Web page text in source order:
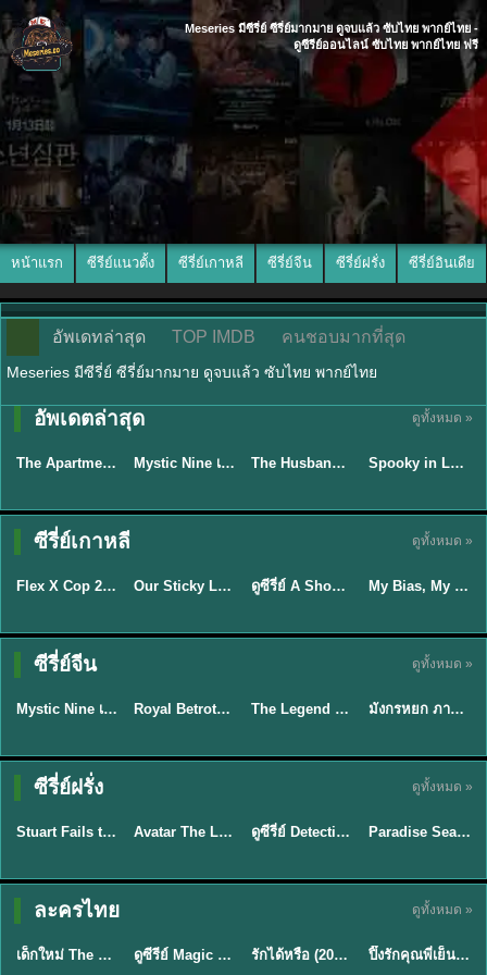
Meseries มีซีรี่ย์ ซีรี่ย์มากมาย ดูจบแล้ว ซับไทย พากย์ไทย -
ดูซีรีย์ออนไลน์ ซับไทย พากย์ไทย ฟรี
หน้าแรก ซีรีย์แนวตั้ง ซีรี่ย์เกาหลี ซีรี่ย์จีน ซีรี่ย์ฝรั่ง ซีรี่ย์อินเดีย
อัพเดทล่าสุด TOP IMDB คนชอบมากที่สุด
Meseries มีซีรี่ย์ ซีรี่ย์มากมาย ดูจบแล้ว ซับไทย พากย์ไทย
อัพเดตล่าสุด ดูทั้งหมด »
★5.3
พากย์ไทย
The Apartment Job (2026) ท่านประธานกำมะลอ พากย์ไทย ซับไทย EP1-12 ★9
พากย์ไทย/ซับ
Mystic Nine เก้าสกุล (2026) พากย์ไทย ซับไทย EP.1-30 ★8 The Husband (2026) คืนล่าก่อนหย่า พากย์ไทย EP1-12 (จบ)
ซับไทย
Spooky in Love (2026) สะดุดรักกุ๊กกุ๊กกู๋ พากย์ไทย ซับไทย EP1-12
ซีรี่ย์เกาหลี ดูทั้งหมด »
★8
ซับไทย
Flex X Cop 2 คุณชายสายสืบ ซีซั่น 2 (2026) พากย์ไทย ซับไทย EP.1-14 ★6 Our Sticky Love รักติดหนึบ (2026) พากย์ไทย ซับไทย EP.1-12 ★8 EP.16ดูซีรี่ย์ A Shop for Killers 2 ร้านลับนักฆ่า ซีซัน 2 (2026) ซับไทย-พากย์ไทย
ซับไทย
My Bias, My Boss เมื่อเมนฉันเป็นประธานบริษัท (2026) พากย์ไทย ซับไทย EP.1-12
ซีรี่ย์จีน ดูทั้งหมด »
★9
พากย์ไทย/ซับ
ไทย
Mystic Nine เก้าสกุล (2026) พากย์ไทย ซับไทย EP.1-30 ★9 Royal Betrothal (2026) สัญญาวิวาห์แห่งราชวงศ์ พากย์ไทย ซับไทย EP1-32 ★8.5 The Legend of ShenLi ปฐพีไร้พ่าย (2024) พากย์ไทย ซับไทย EP.1-39 ★8
พากย์ไทย
มังกรหยก ภาคมารบูรพาและพิษประจิม Duel on Mount Hua พากย์ไทย
ซีรี่ย์ฝรั่ง ดูทั้งหมด »
★9.3
พากย์ไทย
Stuart Fails to Save the Universe สจ๊วตล่มแผนกู้จักรวาล (2026) พากย์ไทย ซับไทย EP.1-10 ★7.8 EP.7Avatar The Last Airbender 2 เณรน้อยเจ้าอภินิหาร พากย์ไทย EP.9ดูซีรี่ย์ Detective Hole (2026) พากย์ไทย HD ฟรี อัปเดตล่าสุด Netflix EP.8
พากย์ไทย
Paradise Season 2 (2026) พากย์ไทย EP1-8 ดูซีรี่ย์ฝรั่ง HD ครบทุกตอน
ละครไทย ดูทั้งหมด »
★ 8 EP.6
พากย์ไทย
เด็กใหม่ The Reset 2026 EP1-6 พากย์ไทย ดูซีรี่ย์ Netflix ล่าสุด HD ดูซีรีย์ Magic Move (2026) ทำนายทายรัก Thai EP.1-10 HD รักได้หรือ (2026) YOUNG Let's Begin Again พากย์ไทย EP.1-19 ★8
พากย์ไทย
ปิ๊งรักคุณพี่เย็นชา (2026) Frozen Valentine EP.1-10 (จบ)